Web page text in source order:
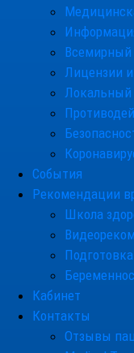
Всемирный
Лицензии
Локальный
События
Рекомендации
Школа
Кабинет
Контакты
Отзывы